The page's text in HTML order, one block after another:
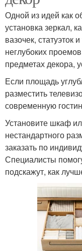
Одной из идей как
установка зеркал,
вазочек, статуэток
неглубоких
предметах декора,
Если площадь
разместить
современную
Установите шкаф
нестандартного
заказать по
Специалисты
подскажут, как